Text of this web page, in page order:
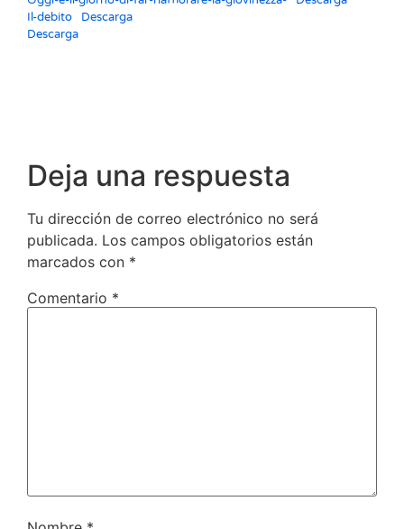
Il-debito
Descarga
Descarga
Deja una respuesta
Tu dirección de correo electrónico no será
publicada. Los campos obligatorios están
marcados con *
Comentario *